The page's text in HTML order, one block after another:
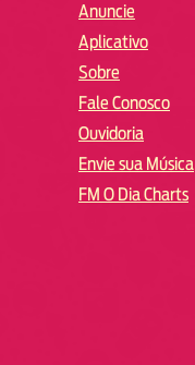
Anuncie
Aplicativo
Sobre
Fale Conosco
Ouvidoria
Envie sua Música
FM O Dia Charts